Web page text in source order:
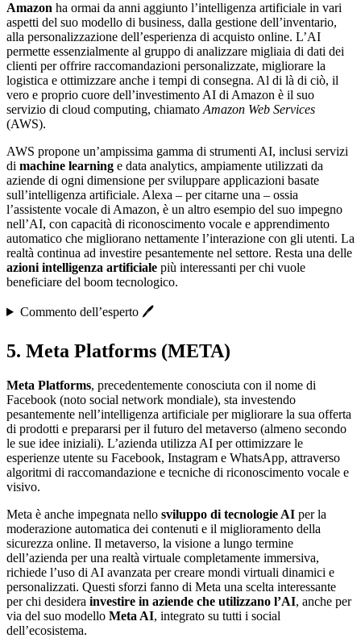
Amazon ha ormai da anni aggiunto l’intelligenza artificiale in vari
aspetti del suo modello di business, dalla gestione dell’inventario,
alla personalizzazione dell’esperienza di acquisto online. L’AI
permette essenzialmente al gruppo di analizzare migliaia di dati dei
clienti per offrire raccomandazioni personalizzate, migliorare la
logistica e ottimizzare anche i tempi di consegna. Al di là di ciò, il
vero e proprio cuore dell’investimento AI di Amazon è il suo
servizio di cloud computing, chiamato Amazon Web Services
(AWS).
AWS propone un’ampissima gamma di strumenti AI, inclusi servizi
di machine learning e data analytics, ampiamente utilizzati da
aziende di ogni dimensione per sviluppare applicazioni basate
sull’intelligenza artificiale. Alexa – per citarne una – ossia
l’assistente vocale di Amazon, è un altro esempio del suo impegno
nell’AI, con capacità di riconoscimento vocale e apprendimento
automatico che migliorano nettamente l’interazione con gli utenti. La
realtà continua ad investire pesantemente nel settore. Resta una delle
azioni intelligenza artificiale più interessanti per chi vuole
beneficiare del boom tecnologico.
Commento dell’esperto 🖊️
5. Meta Platforms (META)
Meta Platforms, precedentemente conosciuta con il nome di
Facebook (noto social network mondiale), sta investendo
pesantemente nell’intelligenza artificiale per migliorare la sua offerta
di prodotti e prepararsi per il futuro del metaverso (almeno secondo
le sue idee iniziali). L’azienda utilizza AI per ottimizzare le
esperienze utente su Facebook, Instagram e WhatsApp, attraverso
algoritmi di raccomandazione e tecniche di riconoscimento vocale e
visivo.
Meta è anche impegnata nello sviluppo di tecnologie AI per la
moderazione automatica dei contenuti e il miglioramento della
sicurezza online. Il metaverso, la visione a lungo termine
dell’azienda per una realtà virtuale completamente immersiva,
richiede l’uso di AI avanzata per creare mondi virtuali dinamici e
personalizzati. Questi sforzi fanno di Meta una scelta interessante
per chi desidera investire in aziende che utilizzano l’AI, anche per
via del suo modello Meta AI, integrato su tutti i social
dell’ecosistema.